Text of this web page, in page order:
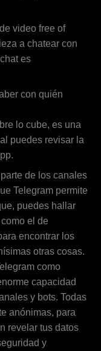
video free of
a chatear con
es
con quién
lo cube, es una
puedes revisar la
de los canales
Telegram permite
puedes hallar
el de
encontrar los
otras cosas.
como
capacidad
y bots. Todas
anónimas, para
revelar tus datos
y